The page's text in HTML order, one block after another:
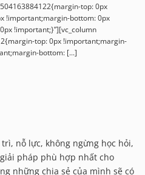
top: 0px
!important;margin-bottom: 0px
!important;}”][vc_column
top: 0px !important;margin-
bottom: [...]
nỗ lực, không ngừng học hỏi,
pháp phù hợp nhất cho
những chia sẻ của mình sẽ có